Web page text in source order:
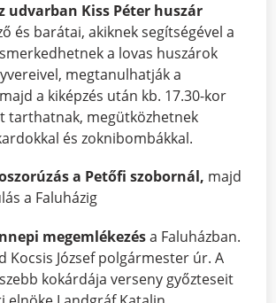
udvarban Kiss Péter huszár
és barátai, akiknek segítségével a
a lovas huszárok
megtanulhatják a
a kiképzés után kb. 17.30-kor
tarthatnak, megütközhetnek
és zoknibombákkal.
a Petőfi szobornál, majd
a Faluházig
megemlékezésa Faluházban.
Kocsis József polgármester úr. A
kokárdája verseny győzteseit